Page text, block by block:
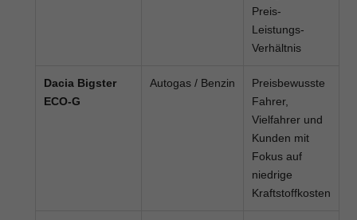
Preis-
Leistungs-
Verhältnis
Dacia Bigster
ECO-G
Autogas / Benzin
Preisbewusste
Fahrer,
Vielfahrer und
Kunden mit
Fokus auf
niedrige
Kraftstoffkosten